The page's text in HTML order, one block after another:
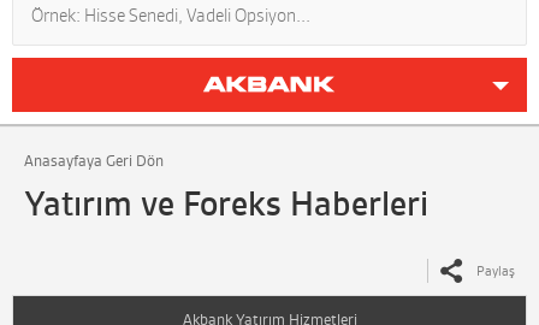
Anasayfaya Geri Dön
Yatırım ve Foreks Haberleri
Paylaş
Akbank Yatırım Hizmetleri